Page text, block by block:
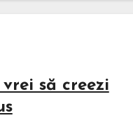
să creezi